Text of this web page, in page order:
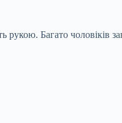
рукою. Багато чоловіків